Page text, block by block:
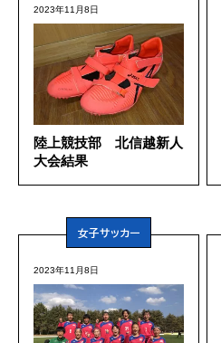
2023年11月8日
陸上競技部 北信越新人
大会結果
女子サッカー
2023年11月8日